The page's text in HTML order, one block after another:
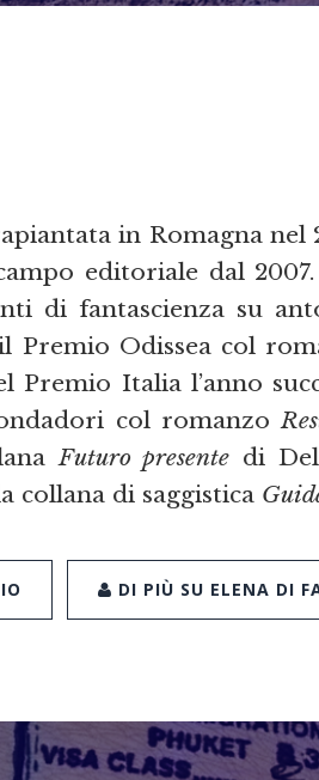
in Romagna nel
editoriale dal
di fantascienza su
Premio Odissea col
Premio Italia l’anno
col romanzo
Futuro presente di
collana di saggistica
DI PIÙ SU ELENA DI